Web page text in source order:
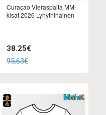
Curaçao Vieraspaita MM-
kisat 2026 Lyhythihainen
38.25€
95.63€